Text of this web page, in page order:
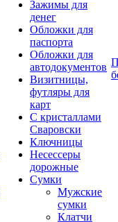
Зажимы для
денег
Обложки для
паспорта
Обложки для
автодокументов
Визитницы,
футляры для
карт
C кристаллами
Сваровски
Ключницы
Несессеры
дорожные
Сумки
Мужские
сумки
Клатчи